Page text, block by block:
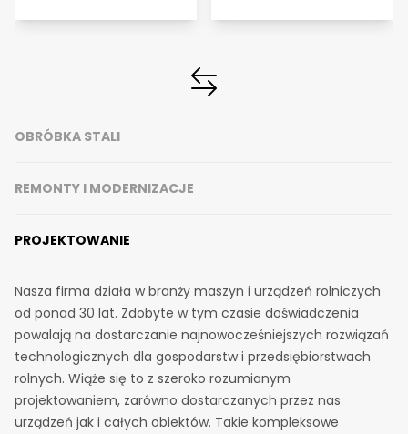
OBRÓBKA STALI
REMONTY I MODERNIZACJE
PROJEKTOWANIE
Nasza firma działa w branży maszyn i urządzeń rolniczych
od ponad 30 lat. Zdobyte w tym czasie doświadczenia
powalają na dostarczanie najnowocześniejszych rozwiązań
technologicznych dla gospodarstw i przedsiębiorstwach
rolnych. Wiąże się to z szeroko rozumianym
projektowaniem, zarówno dostarczanych przez nas
urządzeń jak i całych obiektów. Takie kompleksowe